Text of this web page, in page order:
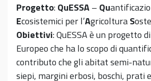
Progetto:QuESSA– Qu
Ecosistemici per l’AgricolturaS
Obiettivi: QuESSA è un progetto
Europeo che ha lo scopo di
contributo che gli abitat semi-
siepi, margini erbosi, boschi, prati